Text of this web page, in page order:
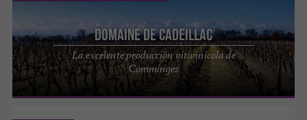
Domaine de Cadeillac
La excelente producción vitivinícola de
Comminges